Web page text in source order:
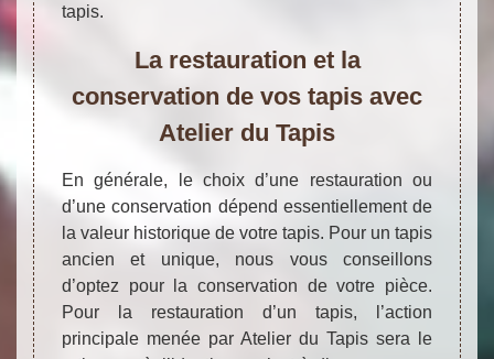
tapis.
La restauration et la
conservation de vos tapis avec
Atelier du Tapis
En générale, le choix d’une restauration ou
d’une conservation dépend essentiellement de
la valeur historique de votre tapis. Pour un tapis
ancien et unique, nous vous conseillons
d’optez pour la conservation de votre pièce.
Pour la restauration d’un tapis, l’action
principale menée par Atelier du Tapis sera le